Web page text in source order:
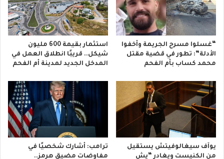
“غسلوا مسرح الجريمة وأخفوا
الأدلة”: تطور في قضية مقتل
محمد كساب بأم الفحم
استثمار بقيمة 600 مليون
شيكل.. قريبًا انطلاق العمل في
المدخل الجديد لمدينة أم الفحم
يوآف سيغالوفيتش يستقيل
من الكنيست ويغادر “يش
ترامب: أشارك شخصيًا في
مفاوضات مضيق هرمز..